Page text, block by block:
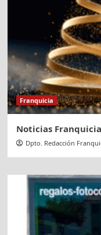
Franquicia
Noticias
Dpto. Redacción